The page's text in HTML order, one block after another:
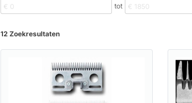
tot
12 Zoekresultaten